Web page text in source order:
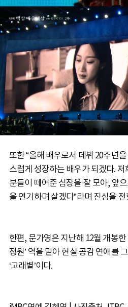
또한 “올해 배우로서 데뷔 20주년
스럽게 성장하는 배우가 되겠다.
분들이 떼어준 심장을 잘 모아, 앞
을 연기하며 살겠다”라며 진심을 전
한편, 문가영은 지난해 12월 개봉한
정원’ 역을 맡아 현실 공감 연애를
‘고래별’이다.